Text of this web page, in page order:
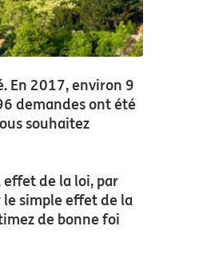
En 2017, environ 9
demandes ont été
souhaitez
de la loi, par
simple effet de la
de bonne foi